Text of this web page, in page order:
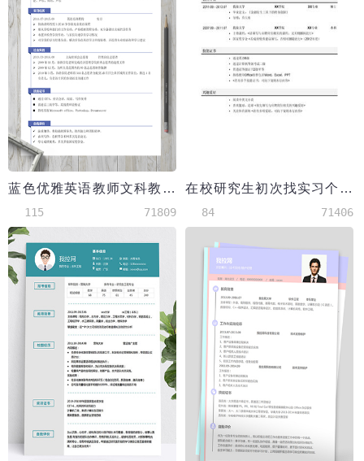
蓝色优雅英语教师文科教师简历模板
115 71809
在校研究生初次找实习个人简历（无工作经验）
84 71406